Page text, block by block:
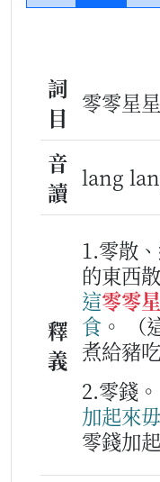
詞
目
零零星星
音
讀
lang
釋
義
1.零散
的東西
這零零
食 。
煮給豬吃
2.零錢。
加起來
零錢加